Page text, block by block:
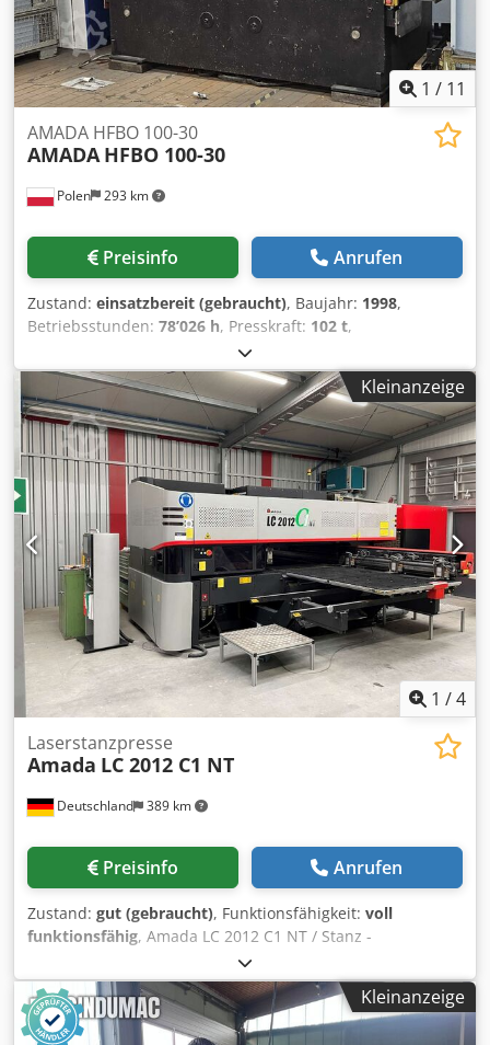
1 / 11
Polen 293 km
AMADA HFBO 100-30
AMADA HFBO 100-30
Preisinfo Anrufen
Zustand: einsatzbereit (gebraucht), Baujahr: 1998,
Betriebsstunden: 78’026 h, Presskraft: 102 t,
, Anzahl der Achsen:
Achsen-Abkantpresse vom Typ AMADA HFBO 100-30 wurde
1998 hergestellt. Sie verfügt über eine maximale Presskraft
von 1000 kN und eine Biegelänge von 3100 mm und bietet
damit solide Leistungsfähigkeit für vielfältige
Anwendungen. Im Jahr 2024 wurden an der Maschine
Software-Upgrades durchgeführt und die Zylinder
ausgetauscht. Wenn Sie auf der Suche nach hochwertigen
Biegekapazitäten sind, sollten Sie die von uns zum Verkauf
angebotene Abkantpresse AMADA HFBO 100-30 in Betracht
ziehen. Kontaktieren Sie uns für weitere Details. • Abstand
zwischen den Rahmen: 2700 mm • Maximaler Hub: 200
mm • Anzahl der Achsen: 8 (Y1, Y2, X1, X2, R1, R2, Z1, Z2) •
Spannung: 400/415 V • Frequenz: 50 Hz Crjdpfszl Dvqjx
Amzsf • Nennstrom: 199 A • Anzahl der Phasen: 3 •
Installierte Leistung: 9 kW • Geräuschpegel:
Kleinanzeige
1 /4
Deutschland 389 km
Laserstanzpresse
Amada LC 2012 C1 NT
Preisinfo Anrufen
Zustand: gut (gebraucht), Funktionsfähigkeit: voll
funktionsfähig, Amada LC 2012 C1 NT / Stanz -
Lasermaschine, Baujahr 2012, Steuerung AMNG - Fanuc
Series, Stanzkraft 200 KN, Stanzbereich 2.500 x 1.270 mm,
Laserleistung 2.500 W, Crsdpozp D H Dofx Amzsf
Laserschneidbereich 2000 x 1270 mm, Verfahrbereich Z
Kleinanzeige